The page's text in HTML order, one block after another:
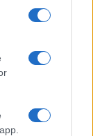
je stigla do
Kellie
na
dok je zlato
2023.